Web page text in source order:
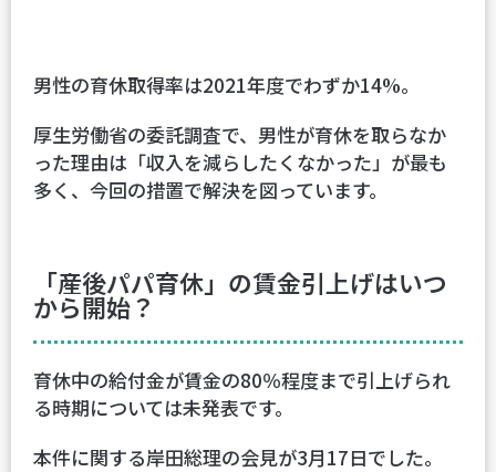
男性の育休取得率は2021年度でわずか14%。
厚生労働省の委託調査で、男性が育休を取らなか
った理由は「収入を減らしたくなかった」が最も
多く、今回の措置で解決を図っています。
「産後パパ育休」の賃金引上げはいつ
から開始？
育休中の給付金が賃金の80％程度まで引上げられ
る時期については未発表です。
本件に関する岸田総理の会見が3月17日でした。